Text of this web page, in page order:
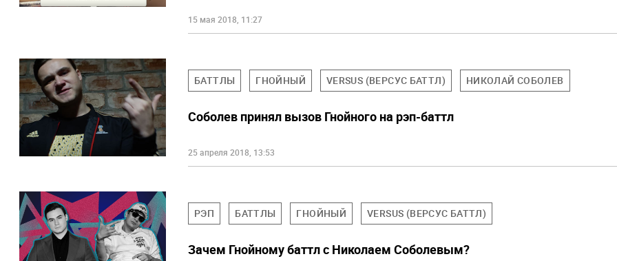
15 мая 2018, 11:27
БАТТЛЫ ГНОЙНЫЙ VERSUS (ВЕРСУС БАТТЛ) НИКОЛАЙ СОБОЛЕВ
Соболев принял вызов Гнойного на рэп-баттл
25 апреля 2018, 13:53
РЭП БАТТЛЫ ГНОЙНЫЙ VERSUS (ВЕРСУС БАТТЛ)
Зачем Гнойному баттл с Николаем Соболевым?